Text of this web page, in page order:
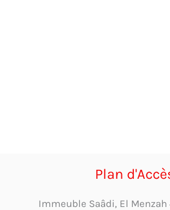
Plan
Immeuble Saâdi, El Menzah